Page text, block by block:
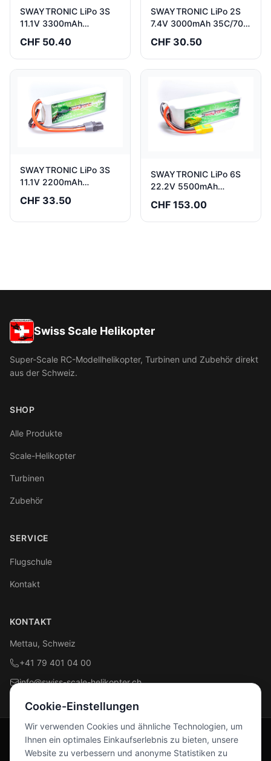
SWAYTRONIC LiPo 3S
11.1V 3300mAh
CHF 50.40
SWAYTRONIC LiPo 2S
7.4V 3000mAh 35C/70C
CHF 30.50
SWAYTRONIC LiPo 3S
11.1V 2200mAh
CHF 33.50
SWAYTRONIC LiPo 6S
22.2V 5500mAh
CHF 153.00
Swiss Scale Helikopter
Super-Scale RC-Modellhelikopter, Turbinen und Zubehör direkt
aus der Schweiz.
SHOP
Alle Produkte
Scale-Helikopter
Turbinen
Zubehör
SERVICE
Flugschule
Kontakt
KONTAKT
Mettau, Schweiz
+41 79 401 04 00
info@swiss-scale-helikopter.ch
Folge uns
Cookie-Einstellungen
Wir verwenden Cookies und ähnliche Technologien, um
Ihnen ein optimales Einkaufserlebnis zu bieten, unsere
Website zu verbessern und anonyme Statistiken zu